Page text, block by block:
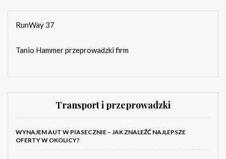
RunWay 37
Tanio Hammer przeprowadzki firm
Transport i przeprowadzki
WYNAJEM AUT W PIASECZNIE – JAK ZNALEŹĆ NAJLEPSZE
OFERTY W OKOLICY?